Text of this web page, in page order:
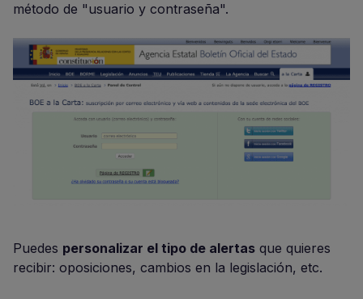
método de "usuario y contraseña".
Puedes personalizar el tipo de alertas que quieres
recibir: oposiciones, cambios en la legislación, etc.